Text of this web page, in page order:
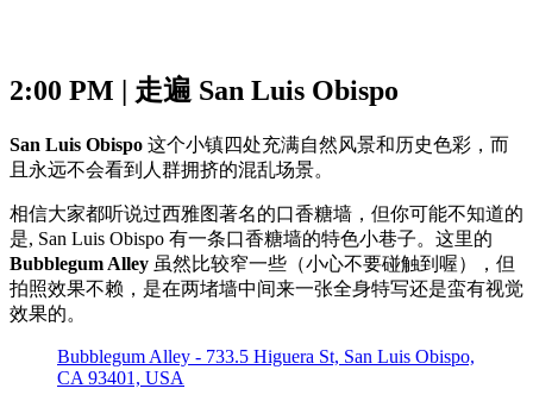
2:00 PM | 走遍 San Luis Obispo
San Luis Obispo 这个小镇四处充满自然风景和历史色彩，而
且永远不会看到人群拥挤的混乱场景。
相信大家都听说过西雅图著名的口香糖墙，但你可能不知道的
是, San Luis Obispo 有一条口香糖墙的特色小巷子。这里的
Bubblegum Alley 虽然比较窄一些（小心不要碰触到喔），但
拍照效果不赖，是在两堵墙中间来一张全身特写还是蛮有视觉
效果的。
Bubblegum Alley - 733.5 Higuera St, San Luis Obispo,
CA 93401, USA